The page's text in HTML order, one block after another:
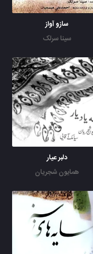
سازو آواز
سینا سرلک
دلبر عیار
همایون شجریان